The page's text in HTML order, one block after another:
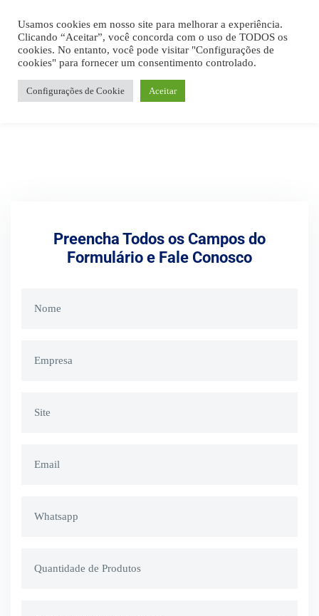
Preencha Todos os Campos do
Formulário e Fale Conosco
Usamos cookies em nosso site para melhorar a experiência.
Clicando “Aceitar”, você concorda com o uso de TODOS os
cookies. No entanto, você pode visitar "Configurações de
cookies" para fornecer um consentimento controlado.
Configurações de Cookie Aceitar